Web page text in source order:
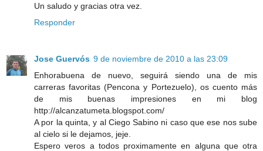
Un saludo y gracias otra vez.
Responder
Jose Guervós 9 de noviembre de 2010 a las 23:09
Enhorabuena de nuevo, seguirá siendo una de mis
carreras favoritas (Pencona y Portezuelo), os cuento más
de mis buenas impresiones en mi blog
http://alcanzatumeta.blogspot.com/
A por la quinta, y al Ciego Sabino ni caso que ese nos sube
al cielo si le dejamos, jeje.
Espero veros a todos proximamente en alguna que otra